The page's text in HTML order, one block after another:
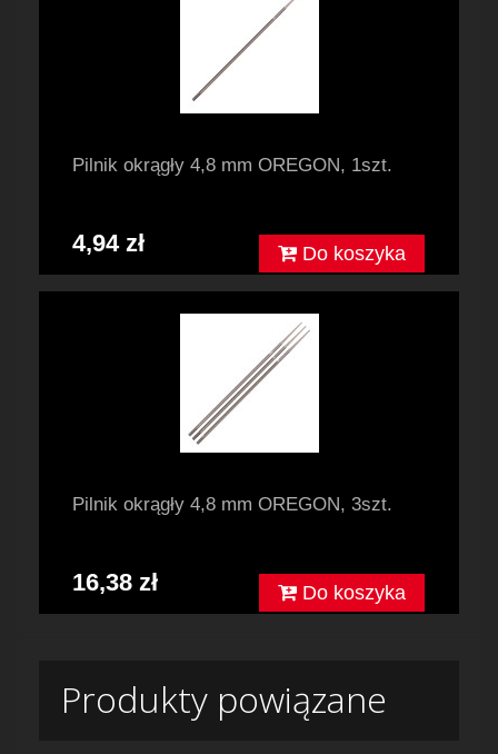
Pilnik okrągły 4,8 mm OREGON, 1szt.
4,94 zł Do koszyka
Pilnik okrągły 4,8 mm OREGON, 3szt.
16,38 zł Do koszyka
Produkty powiązane